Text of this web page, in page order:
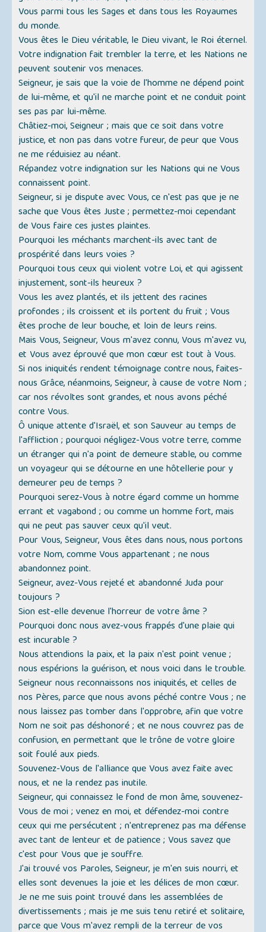
Vous parmi tous les Sages et dans tous les Royaumes
du monde.
Vous êtes le Dieu véritable, le Dieu vivant, le Roi éternel.
Votre indignation fait trembler la terre, et les Nations ne
peuvent soutenir vos menaces.
Seigneur, je sais que la voie de l'homme ne dépend point
de lui-même, et qu'il ne marche point et ne conduit point
ses pas par lui-même.
Châtiez-moi, Seigneur ; mais que ce soit dans votre
justice, et non pas dans votre fureur, de peur que Vous
ne me réduisiez au néant.
Répandez votre indignation sur les Nations qui ne Vous
connaissent point.
Seigneur, si je dispute avec Vous, ce n'est pas que je ne
sache que Vous êtes Juste ; permettez-moi cependant
de Vous faire ces justes plaintes.
Pourquoi les méchants marchent-ils avec tant de
prospérité dans leurs voies ?
Pourquoi tous ceux qui violent votre Loi, et qui agissent
injustement, sont-ils heureux ?
Vous les avez plantés, et ils jettent des racines
profondes ; ils croissent et ils portent du fruit ; Vous
êtes proche de leur bouche, et loin de leurs reins.
Mais Vous, Seigneur, Vous m'avez connu, Vous m'avez vu,
et Vous avez éprouvé que mon cœur est tout à Vous.
Si nos iniquités rendent témoignage contre nous, faites-
nous Grâce, néanmoins, Seigneur, à cause de votre Nom ;
car nos révoltes sont grandes, et nous avons péché
contre Vous.
Ô unique attente d'Israël, et son Sauveur au temps de
l'affliction ; pourquoi négligez-Vous votre terre, comme
un étranger qui n'a point de demeure stable, ou comme
un voyageur qui se détourne en une hôtellerie pour y
demeurer peu de temps ?
Pourquoi serez-Vous à notre égard comme un homme
errant et vagabond ; ou comme un homme fort, mais
qui ne peut pas sauver ceux qu'il veut.
Pour Vous, Seigneur, Vous êtes dans nous, nous portons
votre Nom, comme Vous appartenant ; ne nous
abandonnez point.
Seigneur, avez-Vous rejeté et abandonné Juda pour
toujours ?
Sion est-elle devenue l'horreur de votre âme ?
Pourquoi donc nous avez-vous frappés d'une plaie qui
est incurable ?
Nous attendions la paix, et la paix n'est point venue ;
nous espérions la guérison, et nous voici dans le trouble.
Seigneur nous reconnaissons nos iniquités, et celles de
nos Pères, parce que nous avons péché contre Vous ; ne
nous laissez pas tomber dans l'opprobre, afin que votre
Nom ne soit pas déshonoré ; et ne nous couvrez pas de
confusion, en permettant que le trône de votre gloire
soit foulé aux pieds.
Souvenez-Vous de l'alliance que Vous avez faite avec
nous, et ne la rendez pas inutile.
Seigneur, qui connaissez le fond de mon âme, souvenez-
Vous de moi ; venez en moi, et défendez-moi contre
ceux qui me persécutent ; n'entreprenez pas ma défense
avec tant de lenteur et de patience ; Vous savez que
c'est pour Vous que je souffre.
J'ai trouvé vos Paroles, Seigneur, je m'en suis nourri, et
elles sont devenues la joie et les délices de mon cœur.
Je ne me suis point trouvé dans les assemblées de
divertissements ; mais je me suis tenu retiré et solitaire,
parce que Vous m'avez rempli de la terreur de vos